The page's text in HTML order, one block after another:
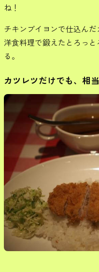
ね！
チキンブイヨンで仕込ん
洋食料理で鍛えたとろっ
る。
カツレツだけでも、相